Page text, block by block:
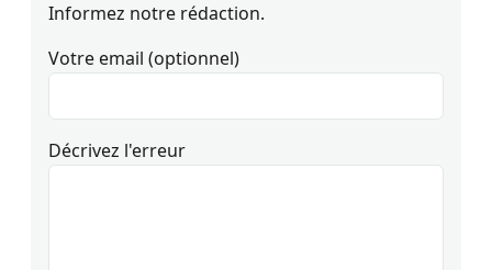
Informez notre rédaction.
Votre email (optionnel)
Décrivez l'erreur